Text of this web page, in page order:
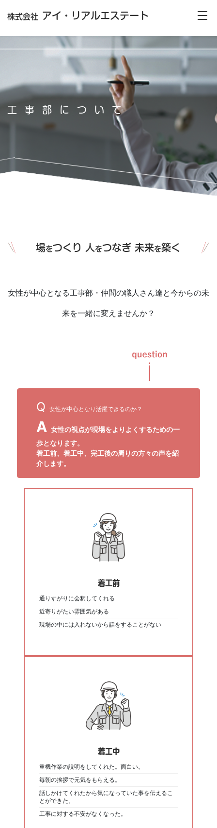
株式会社 アイ・リアルエステート
工事部について
場をつくり 人 をつなぎ 未来を築く
女性が中心となる工事部・仲間の職人さん達と今からの未
来を一緒に変えませんか？
Q 女性が中心となり活躍できるのか？
A 女性の視点が現場をよりよくするための一
歩となります。
着工前、着工中、完工後の周りの方々の声を紹
介します。
着工前
通りすがりに会釈してくれる
近寄りがたい雰囲気がある
現場の中には入れないから話をすることがない
着工中
重機作業の説明をしてくれた。面白い。
毎朝の挨拶で元気をもらえる。
話しかけてくれたから気になっていた事を伝えるこ
とができた。
工事に対する不安がなくなった。